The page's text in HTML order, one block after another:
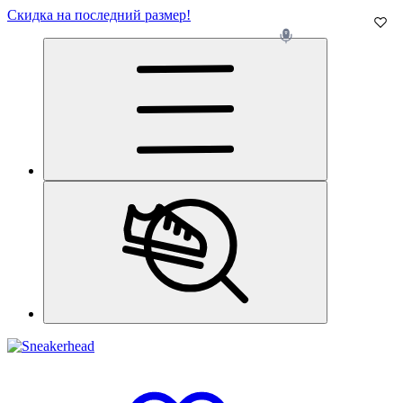
Скидка на последний размер!